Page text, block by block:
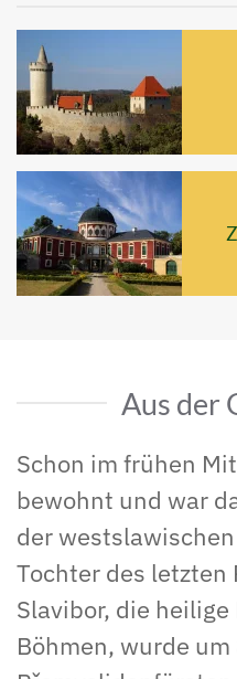
Aus der
Schon im frühen
bewohnt und war
der
Tochter des letzten
Slavibor, die
Böhmen, wurde